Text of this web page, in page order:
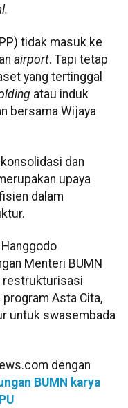
tidak masuk ke
airport. Tapi tetap
yang tertinggal
atau induk
bersama Wijaya
dan
upaya
dalam
Menteri BUMN
restrukturisasi
Asta Cita,
untuk swasembada
dengan
BUMN karya